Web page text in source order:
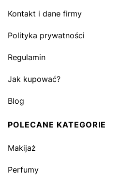
Kontakt i dane firmy
Polityka prywatności
Regulamin
Jak kupować?
Blog
POLECANE KATEGORIE
Makijaż
Perfumy